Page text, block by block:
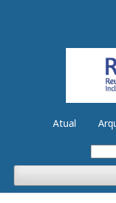
Atual